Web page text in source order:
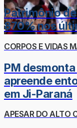
Patrimônio
870% nos
CORPOS E VIDAS
PM
apreende
em Ji-Paraná
APESAR DO ALTO